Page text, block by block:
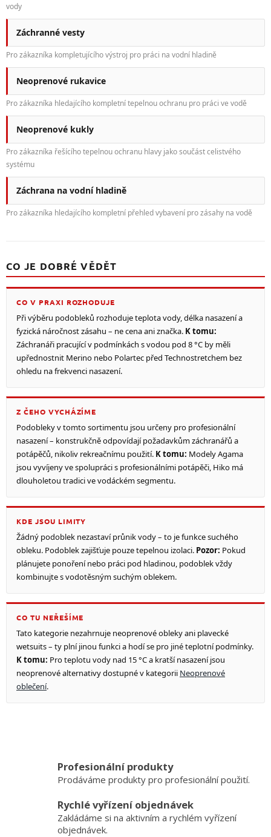
vody
Záchranné vesty
Pro zákazníka kompletujícího výstroj pro práci na vodní hladině
Neoprenové rukavice
Pro zákazníka hledajícího kompletní tepelnou ochranu pro práci ve vodě
Neoprenové kukly
Pro zákazníka řešícího tepelnou ochranu hlavy jako součást celistvého
systému
Záchrana na vodní hladině
Pro zákazníka hledajícího kompletní přehled vybavení pro zásahy na vodě
CO JE DOBRÉ VĚDĚT
CO V PRAXI ROZHODUJE
Při výběru podobleků rozhoduje teplota vody, délka nasazení a
fyzická náročnost zásahu – ne cena ani značka. K tomu:
Záchranáři pracující v podmínkách s vodou pod 8 °C by měli
upřednostnit Merino nebo Polartec před Technostretchem bez
ohledu na frekvenci nasazení.
Z ČEHO VYCHÁZÍME
Podobleky v tomto sortimentu jsou určeny pro profesionální
nasazení – konstrukčně odpovídají požadavkům záchranářů a
potápěčů, nikoliv rekreačnímu použití. K tomu: Modely Agama
jsou vyvíjeny ve spolupráci s profesionálními potápěči, Hiko má
dlouholetou tradici ve vodáckém segmentu.
KDE JSOU LIMITY
Žádný podoblek nezastaví průnik vody – to je funkce suchého
obleku. Podoblek zajišťuje pouze tepelnou izolaci. Pozor: Pokud
plánujete ponoření nebo práci pod hladinou, podoblek vždy
kombinujte s vodotěsným suchým oblekem.
CO TU NEŘEŠÍME
Tato kategorie nezahrnuje neoprenové obleky ani plavecké
wetsuits – ty plní jinou funkci a hodí se pro jiné teplotní podmínky.
K tomu: Pro teplotu vody nad 15 °C a kratší nasazení jsou
neoprenové alternativy dostupné v kategorii Neoprenové
oblečení.
Profesionální produkty
Prodáváme produkty pro profesionální použití.
Rychlé vyřízení objednávek
Zakládáme si na aktivním a rychlém vyřízení
objednávek.